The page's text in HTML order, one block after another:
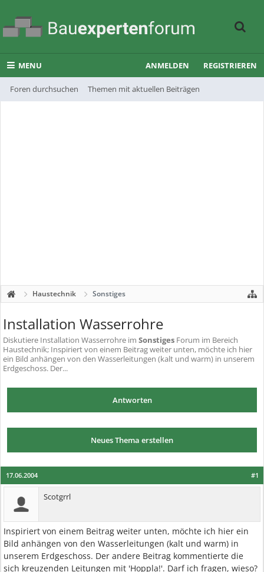
MENU
Foren durchsuchen Themen mit aktuellen Beiträgen
ANMELDEN REGISTRIEREN
Haustechnik Sonstiges
Installation Wasserrohre
Diskutiere Installation Wasserrohre im Sonstiges Forum im Bereich
Haustechnik; Inspiriert von einem Beitrag weiter unten, möchte ich hier
ein Bild anhängen von den Wasserleitungen (kalt und warm) in unserem
Erdgeschoss. Der...
Antworten
Neues Thema erstellen
#1
17.06.2004
Scotgrrl
Inspiriert von einem Beitrag weiter unten, möchte ich hier ein
Bild anhängen von den Wasserleitungen (kalt und warm) in
unserem Erdgeschoss. Der andere Beitrag kommentierte die
sich kreuzenden Leitungen mit 'Hoppla!'. Darf ich fragen, wieso?